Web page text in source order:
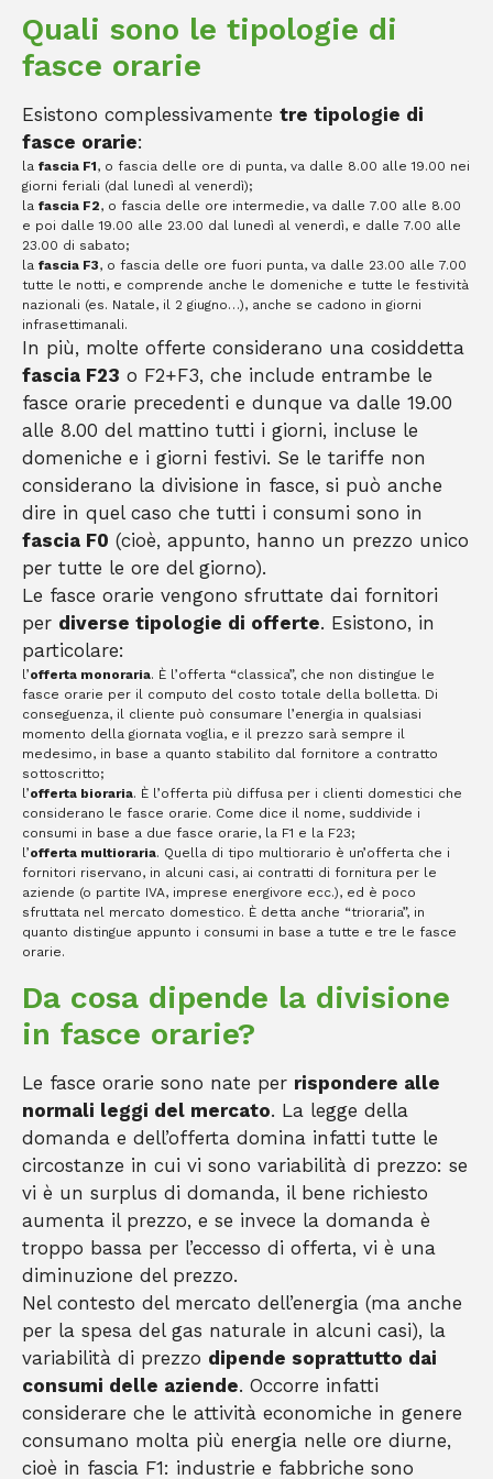
Quali sono le tipologie di
fasce orarie
Esistono complessivamente tre tipologie di
fasce orarie:
la fascia F1, o fascia delle ore di punta, va dalle 8.00 alle 19.00 nei
giorni feriali (dal lunedì al venerdì);
la fascia F2, o fascia delle ore intermedie, va dalle 7.00 alle 8.00
e poi dalle 19.00 alle 23.00 dal lunedì al venerdì, e dalle 7.00 alle
23.00 di sabato;
la fascia F3, o fascia delle ore fuori punta, va dalle 23.00 alle 7.00
tutte le notti, e comprende anche le domeniche e tutte le festività
nazionali (es. Natale, il 2 giugno…), anche se cadono in giorni
infrasettimanali.
In più, molte offerte considerano una cosiddetta
fascia F23 o F2+F3, che include entrambe le
fasce orarie precedenti e dunque va dalle 19.00
alle 8.00 del mattino tutti i giorni, incluse le
domeniche e i giorni festivi. Se le tariffe non
considerano la divisione in fasce, si può anche
dire in quel caso che tutti i consumi sono in
fascia F0 (cioè, appunto, hanno un prezzo unico
per tutte le ore del giorno).
Le fasce orarie vengono sfruttate dai fornitori
per diverse tipologie di offerte. Esistono, in
particolare:
l’offerta monoraria. È l’offerta “classica”, che non distingue le
fasce orarie per il computo del costo totale della bolletta. Di
conseguenza, il cliente può consumare l’energia in qualsiasi
momento della giornata voglia, e il prezzo sarà sempre il
medesimo, in base a quanto stabilito dal fornitore a contratto
sottoscritto;
l’offerta bioraria. È l’offerta più diffusa per i clienti domestici che
considerano le fasce orarie. Come dice il nome, suddivide i
consumi in base a due fasce orarie, la F1 e la F23;
l’offerta multioraria. Quella di tipo multiorario è un’offerta che i
fornitori riservano, in alcuni casi, ai contratti di fornitura per le
aziende (o partite IVA, imprese energivore ecc.), ed è poco
sfruttata nel mercato domestico. È detta anche “trioraria”, in
quanto distingue appunto i consumi in base a tutte e tre le fasce
orarie.
Da cosa dipende la divisione
in fasce orarie?
Le fasce orarie sono nate per rispondere alle
normali leggi del mercato. La legge della
domanda e dell’offerta domina infatti tutte le
circostanze in cui vi sono variabilità di prezzo: se
vi è un surplus di domanda, il bene richiesto
aumenta il prezzo, e se invece la domanda è
troppo bassa per l’eccesso di offerta, vi è una
diminuzione del prezzo.
Nel contesto del mercato dell’energia (ma anche
per la spesa del gas naturale in alcuni casi), la
variabilità di prezzo dipende soprattutto dai
consumi delle aziende. Occorre infatti
considerare che le attività economiche in genere
consumano molta più energia nelle ore diurne,
cioè in fascia F1: industrie e fabbriche sono